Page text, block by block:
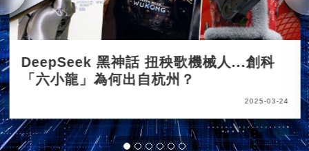
DeepSeek 黑神話 扭秧歌機械人...創科
「六小龍」為何出自杭州？
2025-03-24